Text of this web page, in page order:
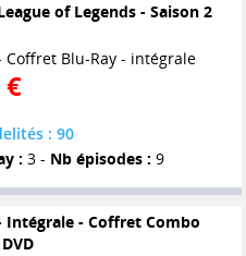
of Legends - Saison 2
Blu-Ray - intégrale
€
: 90
: 3 - Nb épisodes : 9
Intégrale - Coffret Combo